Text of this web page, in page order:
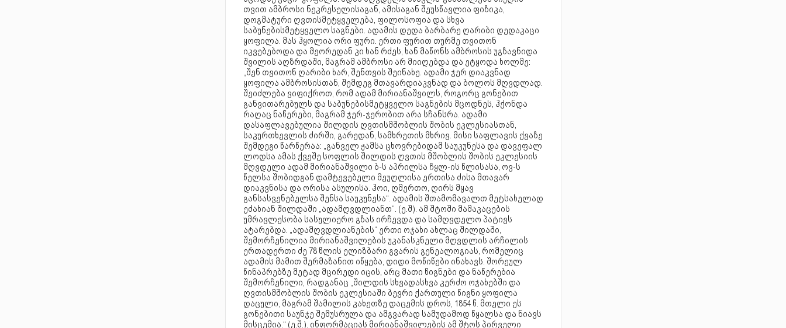
თვით ამბროსი ნეკრესელისაგან, ამისაგან შეუსწავლია ფიზიკა,
დოგმატური ღვთისმეტყველება, ფილოსოფია და სხვა
საბუნებისმეტყველო საგნები. ადამის დედა ბარბარე ღარიბი დედაკაცი
ყოფილა. მას ჰყოლია ორი ფური. ერთი ფურით თურმე თვითონ
იკვებებოდა და მეორედან კი ხან რძეს, ხან მაწონს ამბროსის უგზავნიდა
შვილის აღზრდაში, მაგრამ ამბროსი არ მიიღებდა და ეტყოდა ხოლმე:
„შენ თვითონ ღარიბი ხარ, შენთვის შეინახე. ადამი ჯერ დიაკვნად
ყოფილა ამბროსისთან, შემდეგ მთავარდიაკვნად და ბოლოს მღვდლად.
შეიძლება ვიფიქროთ, რომ ადამ მირიანაშვილს, როგორც გონებით
განვითარებულს და საბუნებისმეტყველო საგნების მცოდნეს, ჰქონდა
რაღაც ნაწერები, მაგრამ ჯერ-ჯერობით არა სჩანსრა. ადამი
დასაფლავებულია შილდის ღვთისმშობლის შობის ეკლესიასთან,
საკურთხევლის ძირში, გარედან, სამხრეთის მხრივ. მისი საფლავის ქვაზე
შემდეგი წარწერაა: „განველ ჟამსა ცხოვრებიდამ საუკუნესა და დავეფალ
ლოდსა ამას ქვეშე სოფლის შილდის ღვთის მშობლის შობის ეკლესიის
მღვდელი ადამ მირიანაშვილი ბ-ს აპრილსა ჩყლ-ის წლისასა, ოვ-ს
წელსა შობიდგან დამტევებელი მეუღლისა ერთისა ძისა მთავარ
დიაკვნისა და ორისა ასულისა. ჰოი, ღმერთო, ღირს მყავ
განსასვენებელსა შენსა საუკუნესა“. ადამის შთამომავალთ მეტსახელად
ეძახიან შილდაში „ადამღვდლიანთ“. (ე.შ). ამ შტოში მამაკაცების
უმრავლესობა სასულიერო გზას ირჩევდა და სამღვდელო პატივს
ატარებდა. „ადამღვდლიანების“ ერთი ოჯახი ახლაც შილდაში,
შემორჩენილია მირიანაშვილების უკანასკნელი მღვდლის არჩილის
ერთადერთი ძე 78 წლის ელიზბარი გვარის გენეალოგიას, რომელიც
ადამის მამით შერმაზანით იწყება, დიდი მოწიწები ინახავს. შორეულ
წინაპრებზე მეტად მცირედი იცის, არც მათი წიგნები და ნაწერებია
შემორჩენილი, რადგანაც „შილდის სხვადასხვა კერძო ოჯახებში და
ღვთისმშობლის შობის ეკლესიაში ბევრი ქართული წიგნი ყოფილა
დაცული, მაგრამ შამილის კახეთზე დაცემის დროს, 1854 წ. მთელი ეს
გონებითი საუნჯე შემუსრულა და ამგვარად სამუდამოდ წყალსა და ნიავს
მისცემია.“ (ე.შ.). ინფორმაციას მირიანაშვილების ამ შტოს პირველი